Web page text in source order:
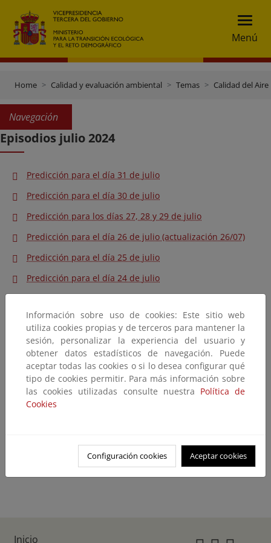
Menú
Home Calidad y evaluación ambiental Temas Calidad del Aire
Navegación
Episodios julio 2024
Predicción para el día 31 de julio
Predicción para el día 30 de julio
Predicción para los días 27, 28 y 29 de julio
Predicción para el día 26 de julio (actualización 26/07)
Predicción para el día 25 de julio
Predicción para el día 24 de julio
Predicción para el día 19 de julio
Predicción para el día 18 de julio
Predicción para el día 17 de julio
Predicción para el día 12 de julio
Predicción para el día 11 de julio
Predicción para el día 9 de julio
Predicción para los días 6, 7 y 8 de julio
Información sobre uso de cookies: Este sitio web
utiliza cookies propias y de terceros para mantener la
sesión, personalizar la experiencia del usuario y
obtener datos estadísticos de navegación. Puede
aceptar todas las cookies o si lo desea configurar qué
tipo de cookies permitir. Para más información sobre
las cookies utilizadas consulte nuestra Política de
Cookies
Configuración cookies Aceptar cookies
Inicio